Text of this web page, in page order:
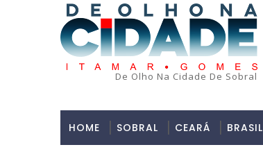
De Olho Na Cidade De Sobral
HOME SOBRAL CEARÁ BRASIL